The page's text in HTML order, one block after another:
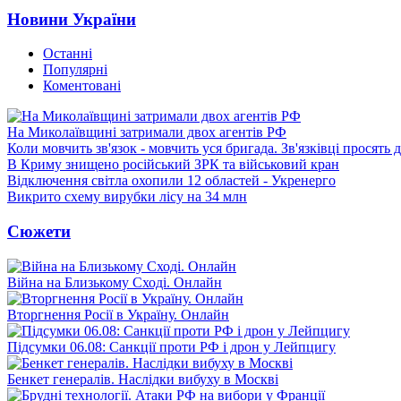
Новини України
Останні
Популярні
Коментовані
На Миколаївщині затримали двох агентів РФ
Коли мовчить зв'язок - мовчить уся бригада. Зв'язківці просять
В Криму знищено російський ЗРК та військовий кран
Відключення світла охопили 12 областей - Укренерго
Викрито схему вирубки лісу на 34 млн
Сюжети
Війна на Близькому Сході. Онлайн
Вторгнення Росії в Україну. Онлайн
Підсумки 06.08: Санкції проти РФ і дрон у Лейпцигу
Бенкет генералів. Наслідки вибуху в Москві